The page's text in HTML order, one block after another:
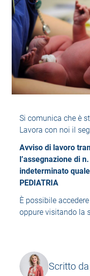
Si comunica che è
Lavora con noi il
Avviso di lavoro
l’assegnazione di
indeterminato quale
PEDIATRIA
È possibile
oppure visitando la
Scritto da